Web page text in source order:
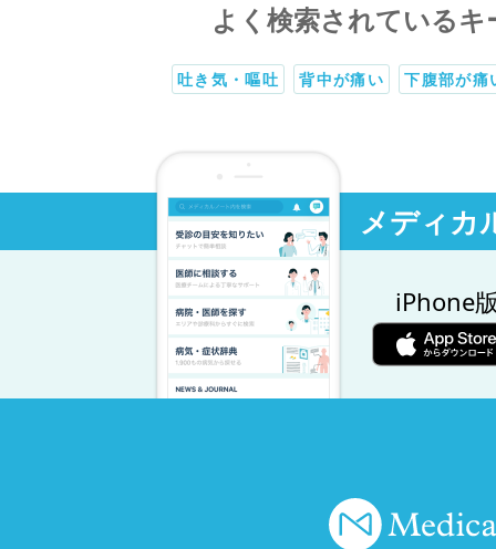
よく検索されているキ
吐き気・嘔吐 背中が痛い 下腹部が痛
メディカ
iPhone